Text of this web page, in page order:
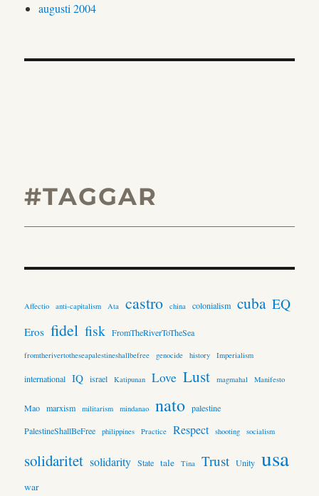
augusti 2004
#TAGGAR
Affectio anti-capitalism Ata castro china colonialism cuba EQ
Eros fidel fisk FromTheRiverToTheSea
fromtherivertotheseapalestineshallbefree genocide history Imperialism
international IQ israel Katipunan Love Lust magmahal Manifesto
Mao marxism militarism mindanao nato palestine
PalestineShallBeFree
philippines Practice Respect shooting socialism
solidaritet solidarity State tale Tina Trust Unity usa
war